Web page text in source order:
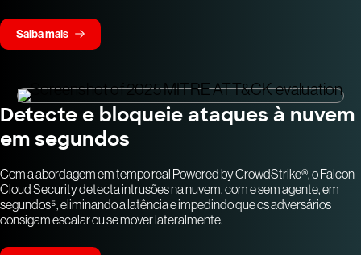
Saiba mais
Detecte e bloqueie ataques à nuvem
em segundos
Com a abordagem em tempo real Powered by CrowdStrike®, o Falcon
Cloud Security detecta intrusões na nuvem, com e sem agente, em
segundos⁵, eliminando a latência e impedindo que os adversários
consigam escalar ou se mover lateralmente.